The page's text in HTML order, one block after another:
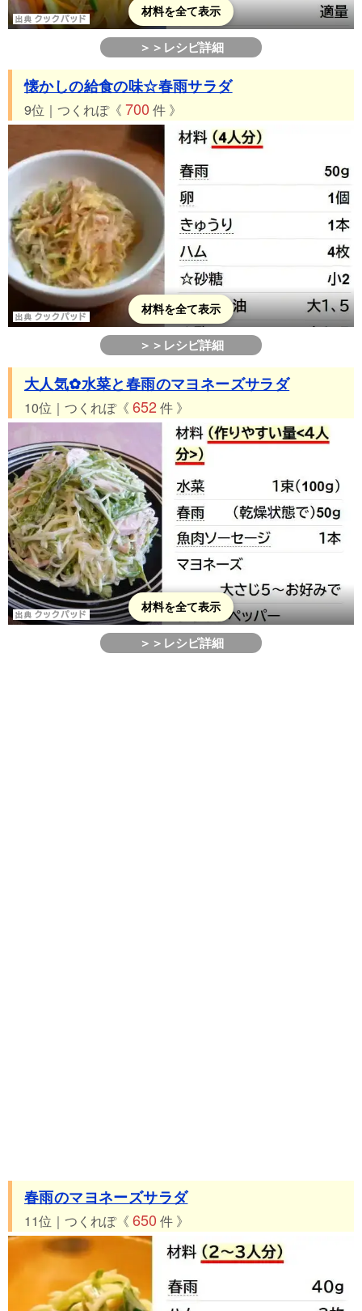
材料を全て表示
＞＞レシピ詳細
懐かしの給食の味☆春雨サラダ
9位｜つくれぽ《 700 件 》
材料を全て表示
＞＞レシピ詳細
大人気✿水菜と春雨のマヨネーズサラダ
10位｜つくれぽ《 652 件 》
材料を全て表示
＞＞レシピ詳細
春雨のマヨネーズサラダ
11位｜つくれぽ《 650 件 》